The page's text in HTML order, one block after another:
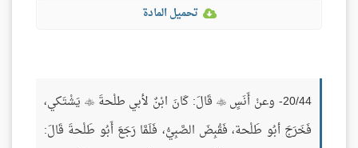
تحميل المادة
20/44- وعنْ أَنَسٍ  قَالَ: كَانَ ابْنٌ لأبي طلْحةَ يَشْتَكي،
فَخَرَجَ أبُو طَلْحة، فَقُبِضَ الصَّبِيُّ، فَلَمَّا رَجَعَ أَبُو طَلْحةَ قَالَ: